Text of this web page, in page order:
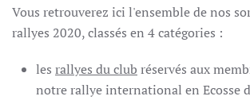
Vous retrouverez ici l'ensemble de nos
rallyes 2020, classés en 4 catégories :
les rallyes du club réservés aux
notre rallye international en Ecosse